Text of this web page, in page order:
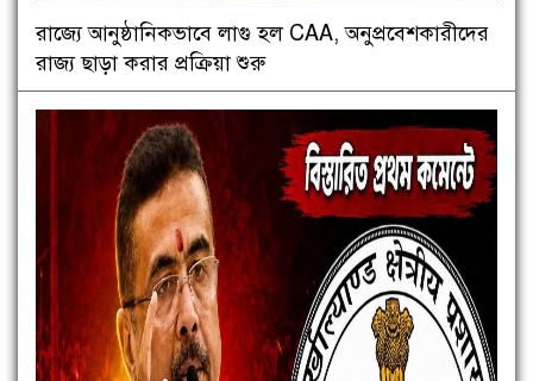
রাজ্যে আনুষ্ঠানিকভাবে লাগু হল CAA, অনুপ্রবেশকারীদের
রাজ্য ছাড়া করার প্রক্রিয়া শুরু